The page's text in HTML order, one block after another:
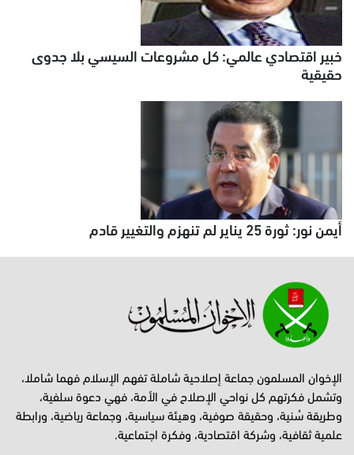
خبير اقتصادي عالمي: كل مشروعات السيسي بلا جدوى
حقيقية
أيمن نور: ثورة 25 يناير لم تنهزم والتغيير قادم
الإخوان المسلمون جماعة إصلاحية شاملة تفهم الإسلام فهما شاملا،
وتشمل فكرتهم كل نواحي الإصلاح في الأمة، فهي دعوة سلفية،
وطريقة سُنية، وحقيقة صوفية، وهيئة سياسية، وجماعة رياضية، ورابطة
علمية ثقافية، وشركة اقتصادية، وفكرة اجتماعية.